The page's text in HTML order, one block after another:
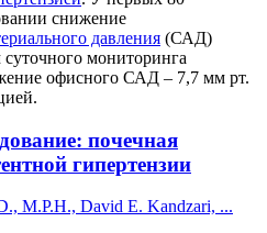
снижение
давления (САД)
мониторинга
офисного САД – 7,7 мм рт.
почечная
гипертензии
M.P.H., David E. Kandzari, ...